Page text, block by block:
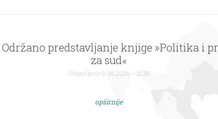
Održano predstavljanje knjige »Politika i
za sud«
Objavljeno 9.08.2026. - 11:35
opširnije
Korana dobila novi dom – novo
na Turnju predano Klubu
Objavljeno 9.08.2026. - 11:35
opširnije